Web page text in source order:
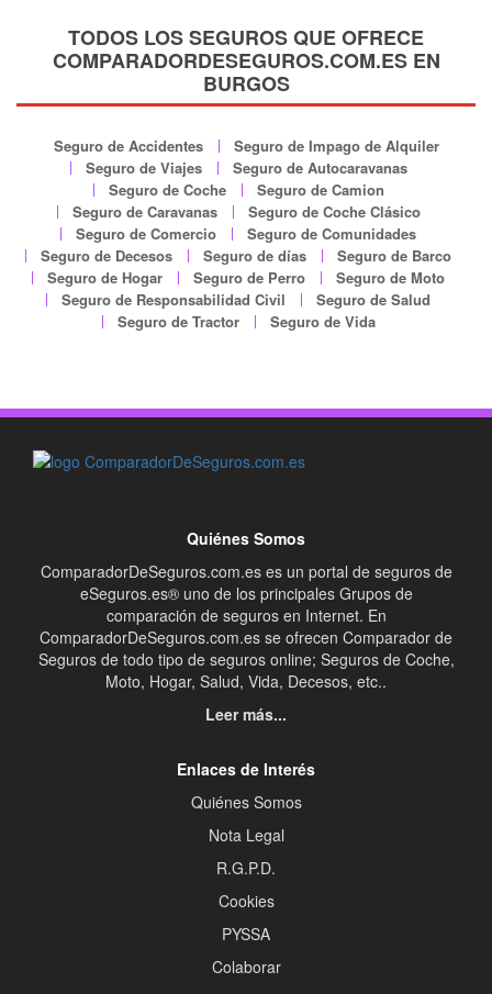
TODOS LOS SEGUROS QUE OFRECE
COMPARADORDESEGUROS.COM.ES EN
BURGOS
Seguro de Accidentes
Seguro de Impago de Alquiler
Seguro de Viajes
Seguro de Autocaravanas
Seguro de Coche
Seguro de Camion
Seguro de Caravanas
Seguro de Coche Clásico
Seguro de Comercio
Seguro de Comunidades
Seguro de Decesos
Seguro de días
Seguro de Barco
Seguro de Hogar
Seguro de Perro
Seguro de Moto
Seguro de Responsabilidad Civil
Seguro de Salud
Seguro de Tractor
Seguro de Vida
Quiénes Somos
ComparadorDeSeguros.com.es es un portal de seguros de
eSeguros.es® uno de los principales Grupos de
comparación de seguros en Internet. En
ComparadorDeSeguros.com.es se ofrecen Comparador de
Seguros de todo tipo de seguros online; Seguros de Coche,
Moto, Hogar, Salud, Vida, Decesos, etc..
Leer más...
Enlaces de Interés
Quiénes Somos
Nota Legal
R.G.P.D.
Cookies
PYSSA
Colaborar